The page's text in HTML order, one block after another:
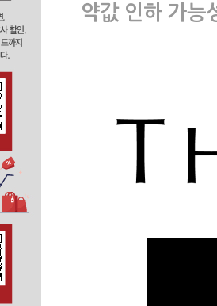
약값 인하 가능